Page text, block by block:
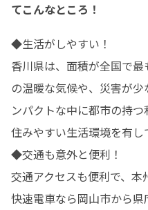
てこんなところ！
◆生活がしやすい！
香川県は、面積が全国で
の温暖な気候や、災害が
ンパクトな中に都市の持
住みやすい生活環境を有し
◆交通も意外と便利！
交通アクセスも便利で、
快速電車なら岡山市から